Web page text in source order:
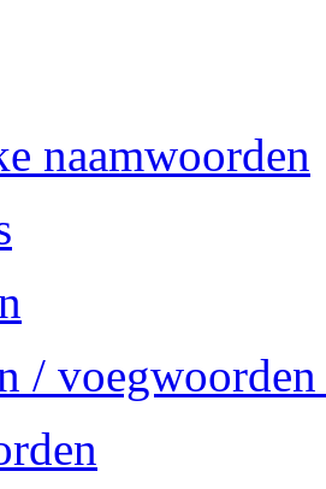
naamwoorden
/